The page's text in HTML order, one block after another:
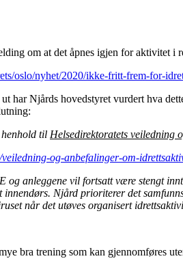
om at det åpnes igjen for aktivitet i
oslo/nyhet/2020/ikke-fritt-frem-for-
har Njårds hovedstyret vurdert hva
til Helsedirektoratets veiledning
og-anbefalinger-om-
og anleggene vil fortsatt være stengt
innendørs. Njård prioriterer det
når det utøves organisert
bra trening som kan gjennomføres